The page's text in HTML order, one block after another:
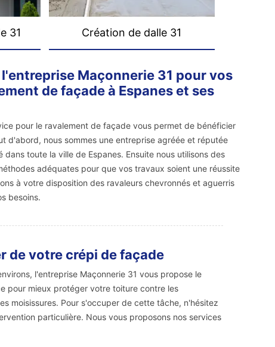
31 Création de dalle 31
Maçonnerie 31 pour vos
de façade à Espanes et ses
pour le ravalement de façade vous permet de bénéficier
d'abord, nous sommes une entreprise agréée et réputée
dans toute la ville de Espanes. Ensuite nous utilisons des
adéquates pour que vos travaux soient une réussite
à votre disposition des ravaleurs chevronnés et aguerris
besoins.
de votre crépi de façade
l'entreprise Maçonnerie 31 vous propose le
pour mieux protéger votre toiture contre les
moisissures. Pour s'occuper de cette tâche, n'hésitez
particulière. Nous vous proposons nos services